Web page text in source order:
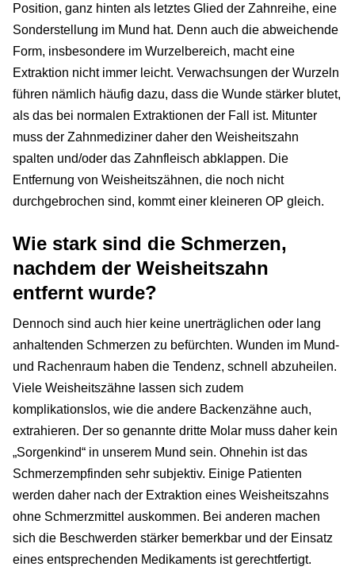
Position, ganz hinten als letztes Glied der Zahnreihe, eine
Sonderstellung im Mund hat. Denn auch die abweichende
Form, insbesondere im Wurzelbereich, macht eine
Extraktion nicht immer leicht. Verwachsungen der Wurzeln
führen nämlich häufig dazu, dass die Wunde stärker blutet,
als das bei normalen Extraktionen der Fall ist. Mitunter
muss der Zahnmediziner daher den Weisheitszahn
spalten und/oder das Zahnfleisch abklappen. Die
Entfernung von Weisheitszähnen, die noch nicht
durchgebrochen sind, kommt einer kleineren OP gleich.
Wie stark sind die Schmerzen,
nachdem der Weisheitszahn
entfernt wurde?
Dennoch sind auch hier keine unerträglichen oder lang
anhaltenden Schmerzen zu befürchten. Wunden im Mund-
und Rachenraum haben die Tendenz, schnell abzuheilen.
Viele Weisheitszähne lassen sich zudem
komplikationslos, wie die andere Backenzähne auch,
extrahieren. Der so genannte dritte Molar muss daher kein
„Sorgenkind“ in unserem Mund sein. Ohnehin ist das
Schmerzempfinden sehr subjektiv. Einige Patienten
werden daher nach der Extraktion eines Weisheitszahns
ohne Schmerzmittel auskommen. Bei anderen machen
sich die Beschwerden stärker bemerkbar und der Einsatz
eines entsprechenden Medikaments ist gerechtfertigt.